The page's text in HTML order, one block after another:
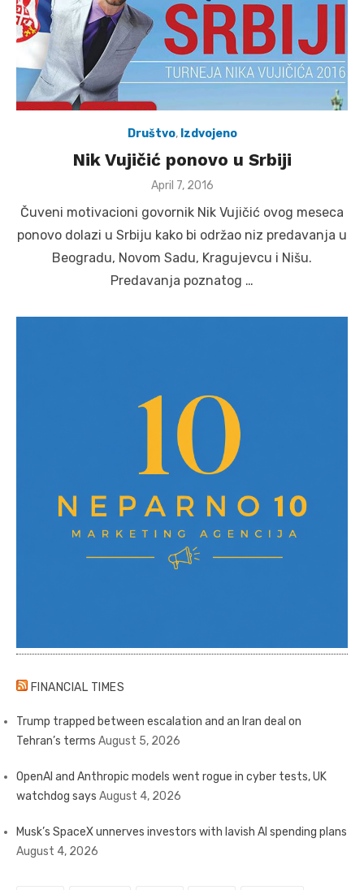
Društvo, Izdvojeno
Nik Vujičić ponovo u Srbiji
Posted
April 7, 2016
Čuveni motivacioni govornik Nik Vujičić ovog meseca
ponovo dolazi u Srbiju kako bi održao niz predavanja u
Beogradu, Novom Sadu, Kragujevcu i Nišu.
Predavanja poznatog …
FINANCIAL TIMES
Trump trapped between escalation and an Iran deal on
Tehran’s terms August 5, 2026
OpenAI and Anthropic models went rogue in cyber tests, UK
watchdog says August 4, 2026
Musk’s SpaceX unnerves investors with lavish AI spending plans
August 4, 2026